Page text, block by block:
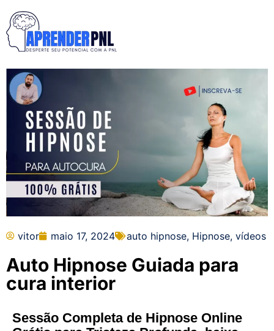
vitor maio 17, 2024 auto hipnose, Hipnose, vídeos
Auto Hipnose Guiada para
cura interior
Sessão Completa de Hipnose Online